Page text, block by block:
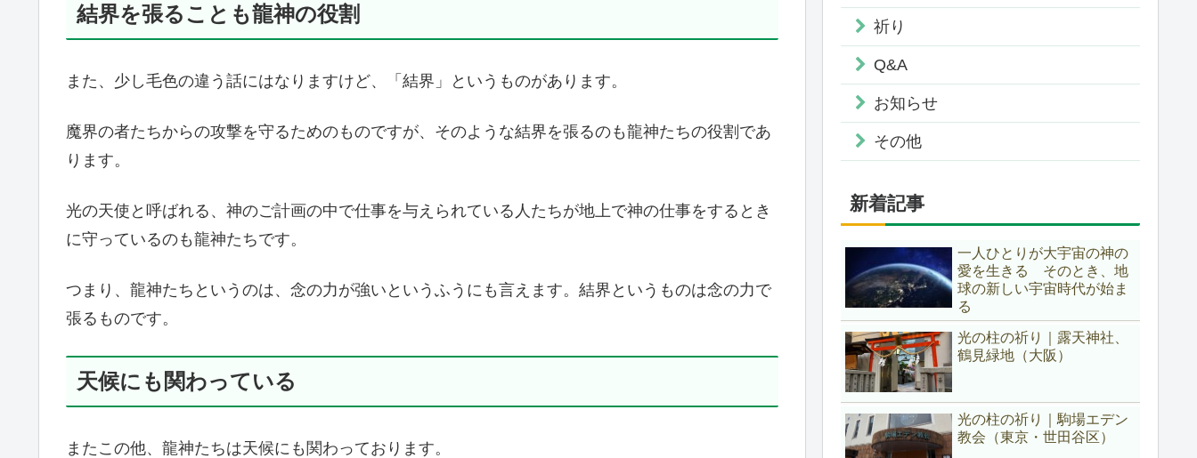
結界を張ることも龍神の役割
また、少し毛色の違う話にはなりますけど、「結界」というものがあります。
魔界の者たちからの攻撃を守るためのものですが、そのような結界を張るのも龍神たちの役割であ
ります。
光の天使と呼ばれる、神のご計画の中で仕事を与えられている人たちが地上で神の仕事をするとき
に守っているのも龍神たちです。
つまり、龍神たちというのは、念の力が強いというふうにも言えます。結界というものは念の力で
張るものです。
天候にも関わっている
またこの他、龍神たちは天候にも関わっております。
祈り
Q&A
お知らせ
その他
新着記事
一人ひとりが大宇宙の神の
愛を生きる そのとき、地
球の新しい宇宙時代が始ま
る
光の柱の祈り｜露天神社、
鶴見緑地（大阪）
光の柱の祈り｜駒場エデン
教会（東京・世田谷区）